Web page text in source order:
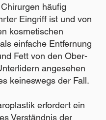
häufig
Eingriff ist und von
kosmetischen
einfache Entfernung
Fett von den Ober-
angesehen
keineswegs der Fall.
erfordert ein
Verständnis der